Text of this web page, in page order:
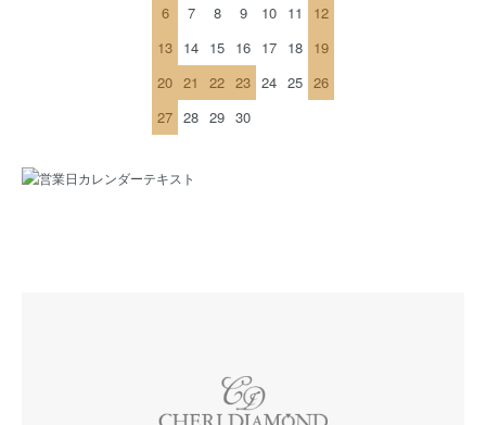
6
7 8 9 10 11
12
13 14 15 16 17 18 19
20 21 22 23 24 25 26
27 28 29 30